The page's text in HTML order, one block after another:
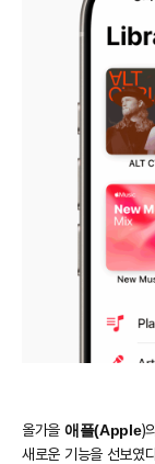
올가을 애플(Apple)
새로운 기능을 선보였